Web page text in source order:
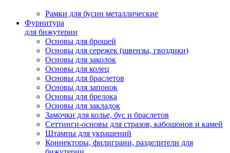
Рамки для бусин металлические
Фурнитура
для бижутерии
Основы для брошей
Основы для сережек (швензы, гвоздики)
Основы для заколок
Основы для колец
Основы для браслетов
Основы для запонок
Основы для брелока
Основы для закладок
Замочки для колье, бус и браслетов
Сеттинги-основы для стразов, кабошонов и камей
Штампы для украшений
Коннекторы, филиграни, разделители для